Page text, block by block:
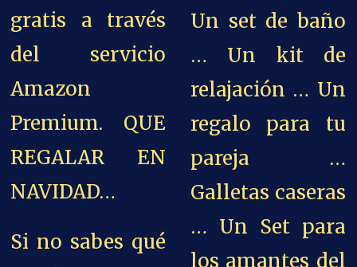
gratis a través
del servicio
Amazon
Premium. QUE
REGALAR EN
NAVIDAD…
Si no sabes qué
Un set de baño
… Un kit de
relajación … Un
regalo para tu
pareja …
Galletas caseras
… Un Set para
los amantes del